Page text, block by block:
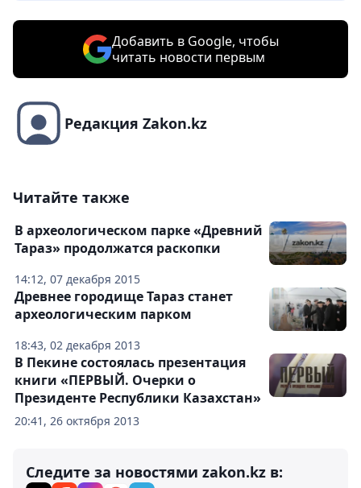
Добавить в Google, чтобы
читать новости первым
Редакция Zakon.kz
Читайте также
14:12, 07 декабря 2015
В археологическом парке «Древний
Тараз» продолжатся раскопки
18:43, 02 декабря 2013
Древнее городище Тараз станет
археологическим парком
20:41, 26 октября 2013
В Пекине состоялась презентация
книги «ПЕРВЫЙ. Очерки о
Президенте Республики Казахстан»
Следите за новостями zakon.kz в: